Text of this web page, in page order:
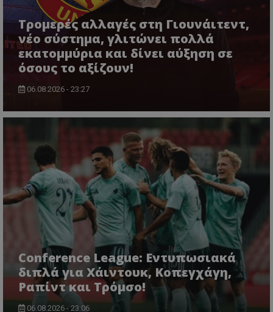
Τρομερές αλλαγές στη Γιουνάιτεντ,
νέο σύστημα, γλιτώνει πολλά
εκατομμύρια και δίνει αύξηση σε
όσους το αξίζουν!
06.08.2026 - 23:27
Conference League: Εντυπωσιακά
διπλά για Χάιντουκ, Κοπεγχάγη,
Ραπίντ και Τρόμσο!
06.08.2026 - 23:06